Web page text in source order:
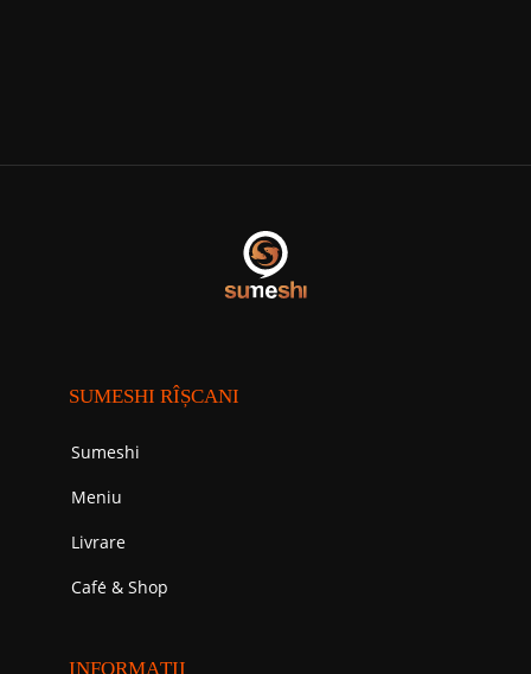
SUMESHI RÎȘCANI
Sumeshi
Meniu
Livrare
Cafе́ & Shop
INFORMAȚII